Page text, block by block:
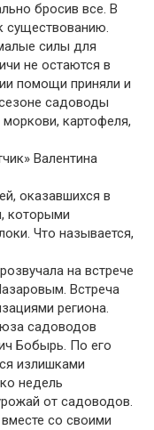
бросив все. В
существованию.
силы для
не остаются в
помощи приняли и
садоводы
картофеля,
Валентина
оказавшихся в
которыми
Что называется,
на встрече
Встреча
региона.
садоводов
Бобырь. По его
излишками
недель
от садоводов.
со своими